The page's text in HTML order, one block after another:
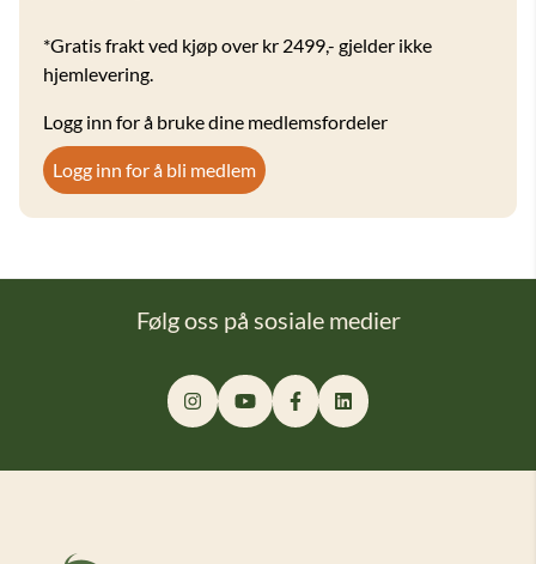
*Gratis frakt ved kjøp over kr 2499,- gjelder ikke
hjemlevering.
Logg inn for å bruke dine medlemsfordeler
Logg inn for å bli medlem
Følg oss på sosiale medier